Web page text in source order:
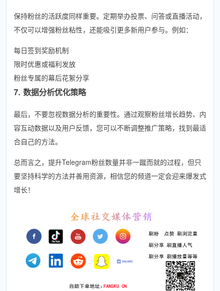
保持粉丝的活跃度同样重要。定期举办投票、问答或直播活动，
不仅可以增强粉丝粘性，还能吸引更多新用户参与。例如：
每日签到奖励机制
限时优惠或福利发放
粉丝专属的幕后花絮分享
7. 数据分析优化策略
最后，不要忽视数据分析的重要性。通过观察粉丝增长趋势、内
容互动数据以及用户反馈，您可以不断调整推广策略，找到最适
合自己的方法。
总而言之，提升Telegram粉丝数量并非一蹴而就的过程，但只
要坚持科学的方法并善用资源，相信您的频道一定会迎来爆发式
增长！